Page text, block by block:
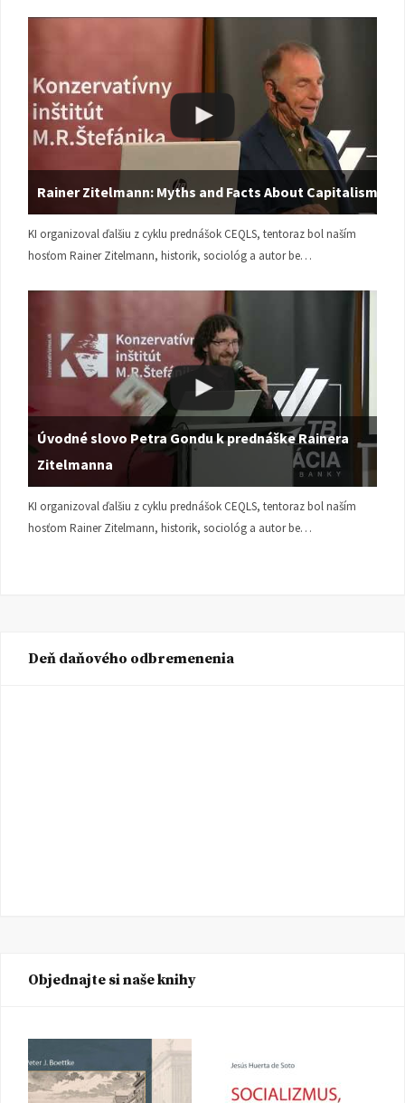
Rainer Zitelmann: Myths and Facts About Capitalism
KI organizoval ďalšiu z cyklu prednášok CEQLS, tentoraz bol naším
hosťom Rainer Zitelmann, historik, sociológ a autor be…
Úvodné slovo Petra Gondu k prednáške Rainera
Zitelmanna
KI organizoval ďalšiu z cyklu prednášok CEQLS, tentoraz bol naším
hosťom Rainer Zitelmann, historik, sociológ a autor be…
Deň daňového odbremenenia
Objednajte si naše knihy